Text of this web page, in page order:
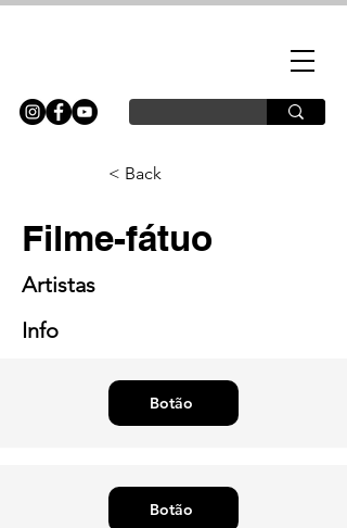
< Back
Filme-fátuo
Artistas
Info
Botão
Botão